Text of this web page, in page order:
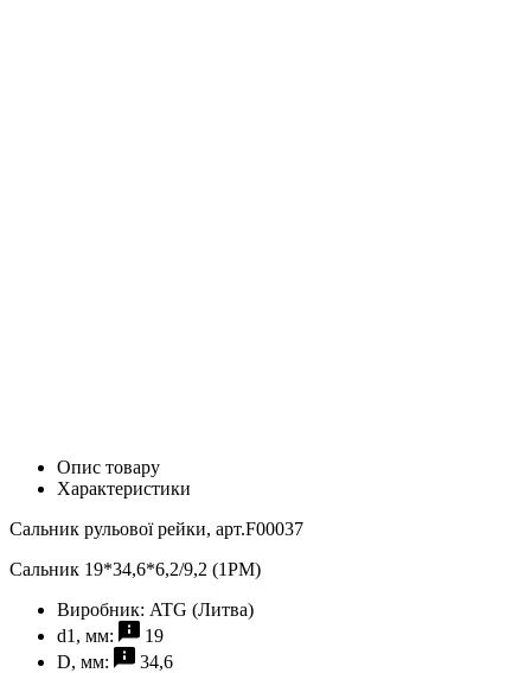
Опис товару
Характеристики
Сальник рульової рейки, арт.F00037
Сальник 19*34,6*6,2/9,2 (1PM)
Виробник: ATG (Литва)
d1, мм:
19
D, мм:
34,6